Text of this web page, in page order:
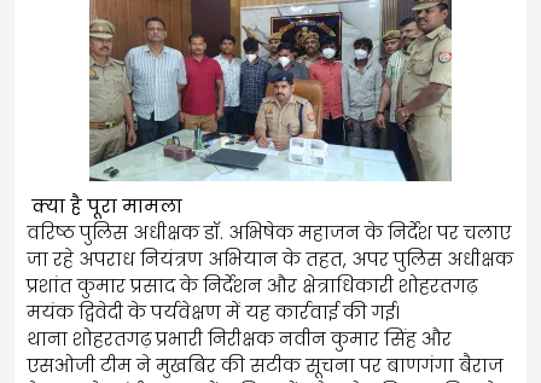
क्या है पूरा मामला
वरिष्ठ पुलिस अधीक्षक डॉ. अभिषेक महाजन के निर्देश पर चलाए
जा रहे अपराध नियंत्रण अभियान के तहत, अपर पुलिस अधीक्षक
प्रशांत कुमार प्रसाद के निर्देशन और क्षेत्राधिकारी शोहरतगढ़
मयंक द्विवेदी के पर्यवेक्षण में यह कार्रवाई की गई।
थाना शोहरतगढ़ प्रभारी निरीक्षक नवीन कुमार सिंह और
एसओजी टीम ने मुखबिर की सटीक सूचना पर बाणगंगा बैराज